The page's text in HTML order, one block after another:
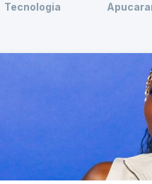
Tecnologia